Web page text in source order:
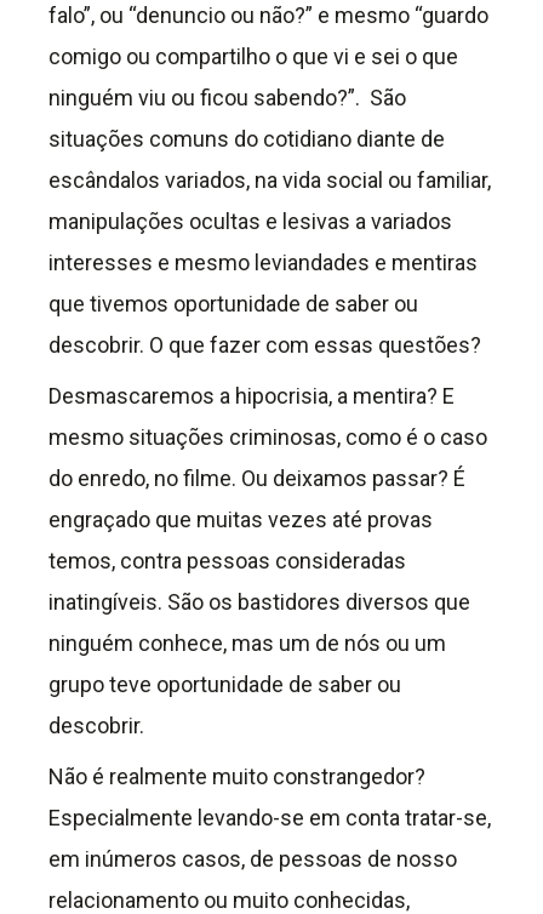
falo”, ou “denuncio ou não?” e mesmo “guardo
comigo ou compartilho o que vi e sei o que
ninguém viu ou ficou sabendo?”. São
situações comuns do cotidiano diante de
escândalos variados, na vida social ou familiar,
manipulações ocultas e lesivas a variados
interesses e mesmo leviandades e mentiras
que tivemos oportunidade de saber ou
descobrir. O que fazer com essas questões?
Desmascaremos a hipocrisia, a mentira? E
mesmo situações criminosas, como é o caso
do enredo, no filme. Ou deixamos passar? É
engraçado que muitas vezes até provas
temos, contra pessoas consideradas
inatingíveis. São os bastidores diversos que
ninguém conhece, mas um de nós ou um
grupo teve oportunidade de saber ou
descobrir.
Não é realmente muito constrangedor?
Especialmente levando-se em conta tratar-se,
em inúmeros casos, de pessoas de nosso
relacionamento ou muito conhecidas,